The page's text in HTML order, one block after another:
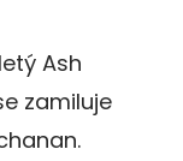
Ash
zamiluje